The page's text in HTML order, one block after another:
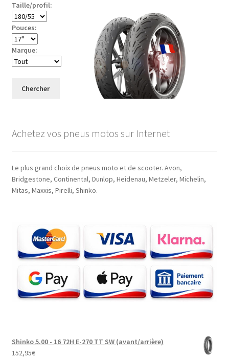
Taille/profil:
Pouces:
Marque:
Chercher
Achetez vos pneus motos sur Internet
Le plus grand choix de pneus moto et de scooter. Avon,
Bridgestone, Continental, Dunlop, Heidenau, Metzeler, Michelin,
Mitas, Maxxis, Pirelli, Shinko.
Shinko 5.00 - 16 72H E-270 TT SW (avant/arrière)
152,95€